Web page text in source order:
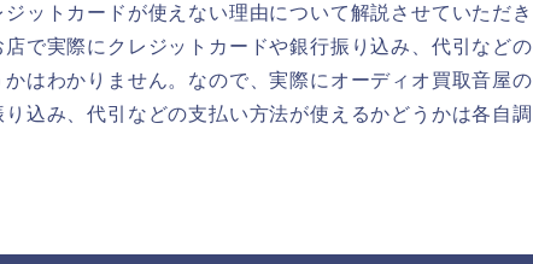
ットカードが使えない理由について解説させていただき
で実際にクレジットカードや銀行振り込み、代引などの
はわかりません。なので、実際にオーディオ買取音屋の
込み、代引などの支払い方法が使えるかどうかは各自調